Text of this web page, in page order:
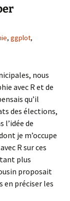
, ggplot,
nous
avec R et de
qu’il
des élections,
l’idée de
je m’occupe
R sur ces
plus
proposait
en préciser les